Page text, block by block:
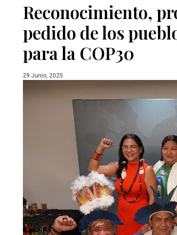
Reconocimiento,
pedido de los
para la COP30
29 Junio, 2025